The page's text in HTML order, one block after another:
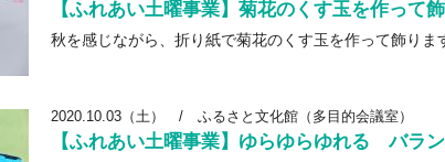
【ふれあい土曜事業】菊花のくす玉を作って
秋を感じながら、折り紙で菊花のくす玉を作って飾りま
2020.10.03（土） / ふるさと文化館（多目的会議室）
【ふれあい土曜事業】ゆらゆらゆれる バラ